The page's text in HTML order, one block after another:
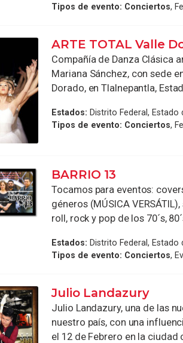
Tipos de evento: Conciertos,
ARTE TOTAL Valle
Compañía de Danza Clásica
Mariana Sánchez, con sede
Dorado, en Tlalnepantla,
Estados: Distrito Federal, Estado
Tipos de evento: Conciertos,
BARRIO 13
Tocamos para eventos:
géneros (MÚSICA
roll, rock y pop de los 70´s,
Estados: Distrito Federal, Estado
Tipos de evento: Conciertos,
Julio Landazury
Julio Landazury, una de las
nuestro país, con una
el 12 de Febrero en la ciudad